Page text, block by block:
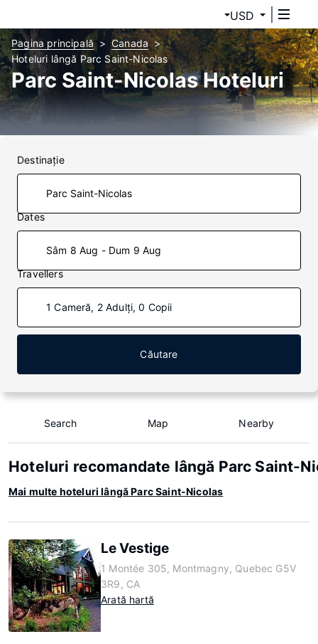
USD
Pagina principală
Canada
Hoteluri lângă Parc Saint-Nicolas
Parc Saint-Nicolas Hoteluri
Destinaţie
Dates
Sâm 8 Aug - Dum 9 Aug
Travellers
1 Cameră, 2 Adulți, 0 Copii
Căutare
Search Map Nearby
Hoteluri recomandate lângă Parc Saint-
Mai multe hoteluri lângă Parc Saint-Nicolas
Le Vestige
1 Montée 305, Montmagny, Quebec G5V
3R9, CA
Arată hartă